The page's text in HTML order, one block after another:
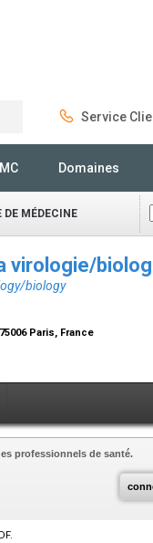
Service
Domaines
MÉDECINE
virologie/
biology
Paris, France
professionnels de santé.